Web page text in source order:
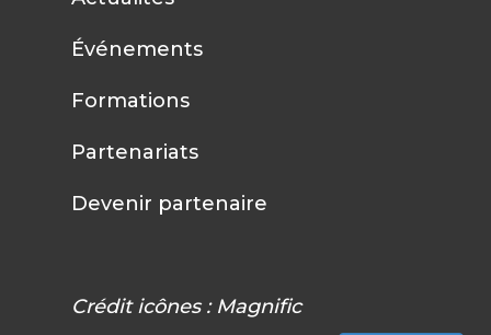
Événements
Formations
Partenariats
Devenir partenaire
Crédit icônes : Magnific